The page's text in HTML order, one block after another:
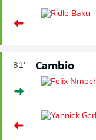
81' Cambio